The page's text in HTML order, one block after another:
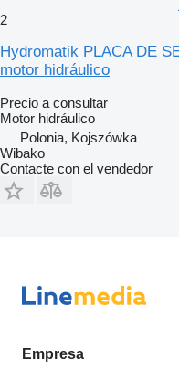
2
Hydromatik PLACA DE
motor hidráulico
Precio a consultar
Motor hidráulico
Polonia, Kojszówka
Wibako
Contacte con el vendedor
Empresa